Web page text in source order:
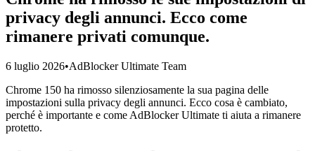
privacy degli annunci. Ecco come
rimanere privati comunque.
6 luglio 2026•AdBlocker Ultimate Team
Chrome 150 ha rimosso silenziosamente la sua pagina delle
impostazioni sulla privacy degli annunci. Ecco cosa è cambiato,
perché è importante e come AdBlocker Ultimate ti aiuta a rimanere
protetto.